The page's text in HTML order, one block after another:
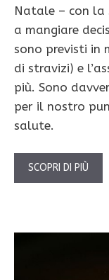
Natale – con la
a mangiare
sono previsti in
di stravizi) e
più. Sono
per il nostro
salute.
SCOPRI DI PIÙ